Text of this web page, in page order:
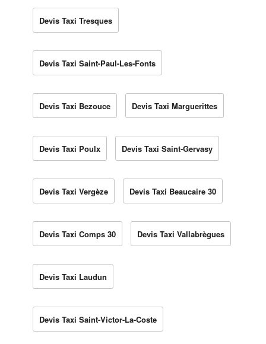
Devis Taxi Tresques
Devis Taxi Saint-Paul-Les-Fonts
Devis Taxi Bezouce Devis Taxi Marguerittes
Devis Taxi Poulx Devis Taxi Saint-Gervasy
Devis Taxi Vergèze Devis Taxi Beaucaire 30
Devis Taxi Comps 30 Devis Taxi Vallabrègues
Devis Taxi Laudun
Devis Taxi Saint-Victor-La-Coste